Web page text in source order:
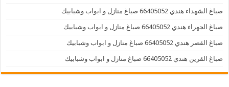
صباغ الشهداء هندي 66405052 صباغ منازل و ابواب وشبابيك
صباغ الجهراء هندي 66405052 صباغ منازل و ابواب وشبابيك
صباغ القصر هندي 66405052 صباغ منازل و ابواب وشبابيك
صباغ القرين هندي 66405052 صباغ منازل و ابواب وشبابيك